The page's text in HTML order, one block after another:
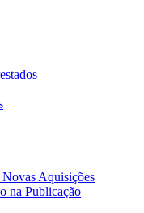
Aquisições
na Publicação